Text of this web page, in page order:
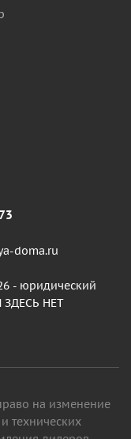
doma.ru
- юридический
ЗДЕСЬ НЕТ
на изменение
технических